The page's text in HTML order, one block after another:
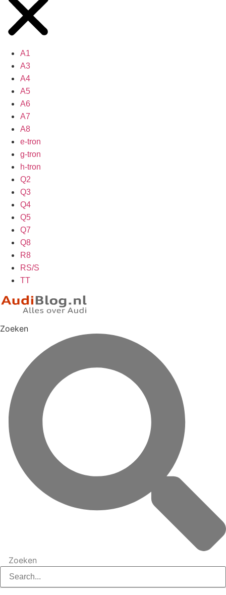
A1
A3
A4
A5
A6
A7
A8
e-tron
g-tron
h-tron
Q2
Q3
Q4
Q5
Q7
Q8
R8
RS/S
TT
Zoeken
Zoeken